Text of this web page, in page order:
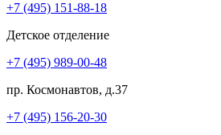
+7 (495) 151-88-18
Детское отделение
+7 (495) 989-00-48
пр. Космонавтов, д.37
+7 (495) 156-20-30